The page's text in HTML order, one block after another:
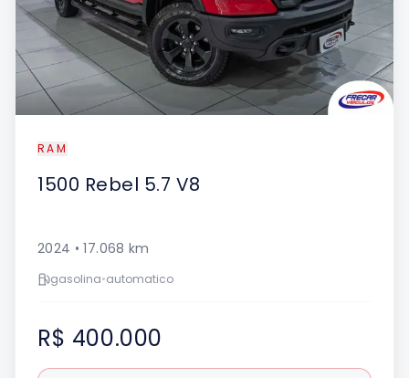
RAM
1500 Rebel 5.7 V8
2024 •17.068 km
gasolina•automatico
R$ 400.000